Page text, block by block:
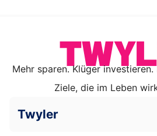
Mehr sparen. Klüger
Ziele, die im Leben
Twyler